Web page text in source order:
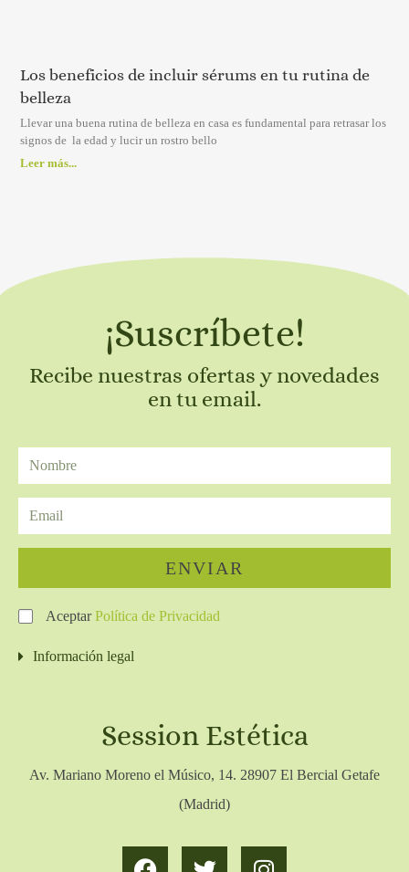
Los beneficios de incluir sérums en tu rutina de
belleza
Llevar una buena rutina de belleza en casa es fundamental para retrasar los
signos de la edad y lucir un rostro bello
Leer más...
¡Suscríbete!
Recibe nuestras ofertas y novedades
en tu email.
AceptarPolítica de Privacidad
ENVIAR
Información legal
Session Estética
Av. Mariano Moreno el Músico, 14. 28907 El Bercial Getafe
(Madrid)